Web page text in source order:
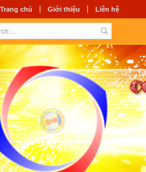
Trang chủ Giới thiệu Liên hệ